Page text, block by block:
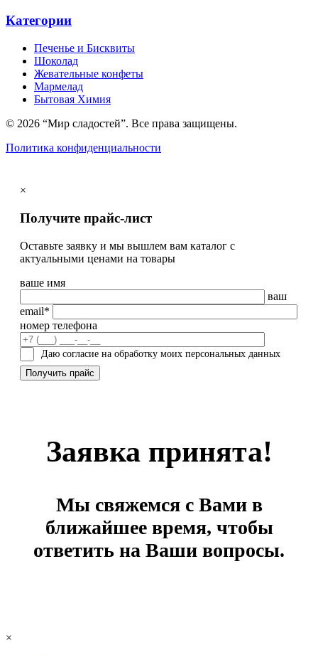
Категории
Печенье и Бисквиты
Шоколад
Жевательные конфеты
Мармелад
Бытовая Химия
© 2026 “Мир сладостей”. Все права защищены.
Политика конфиденциальности
×
Получите прайс-лист
Оставьте заявку и мы вышлем вам каталог с
актуальными ценами на товары
ваше имя
ваш
email*
номер телефона
Даю согласие на обработку моих персональных данных
Заявка принята!
Мы свяжемся с Вами в
ближайшее время, чтобы
ответить на Ваши вопросы.
×